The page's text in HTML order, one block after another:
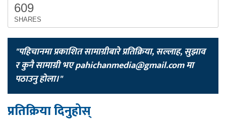
609
SHARES
"पहिचानमा प्रकाशित सामाग्रीबारे प्रतिक्रिया, सल्लाह, सुझाव
र कुनै सामाग्री भएpahichanmedia@gmail.comमा
पठाउनु होला।"
प्रतिक्रिया दिनुहोस्